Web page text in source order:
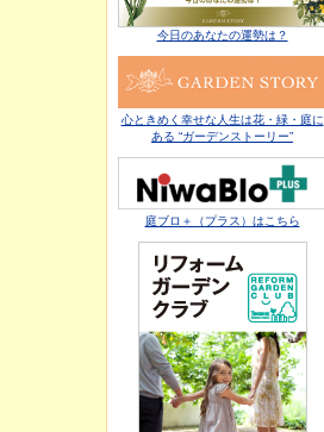
今日のあなたの運勢は？
心ときめく幸せな人生は花・緑・庭に
ある “ガーデンストーリー”
庭ブロ＋（プラス）はこちら